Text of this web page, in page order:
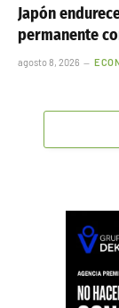
Japón
permanente
agosto 8, 2026